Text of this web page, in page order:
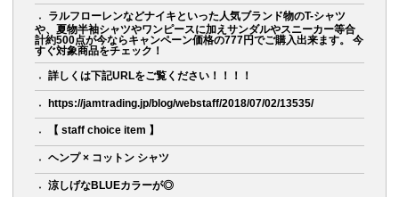
ラルフローレンなどナイキといった人気ブランド物のT-シャツ
や、夏物半袖シャツやワンピースに加えサンダルやスニーカー等合
計約500点が今ならキャンペーン価格の777円でご購入出来ます。 今
すぐ対象商品をチェック！
詳しくは下記URLをご覧ください！！！！
https://jamtrading.jp/blog/webstaff/2018/07/02/13535/
【 staff choice item 】
ヘンプ × コットン シャツ
涼しげなBLUEカラーが◎